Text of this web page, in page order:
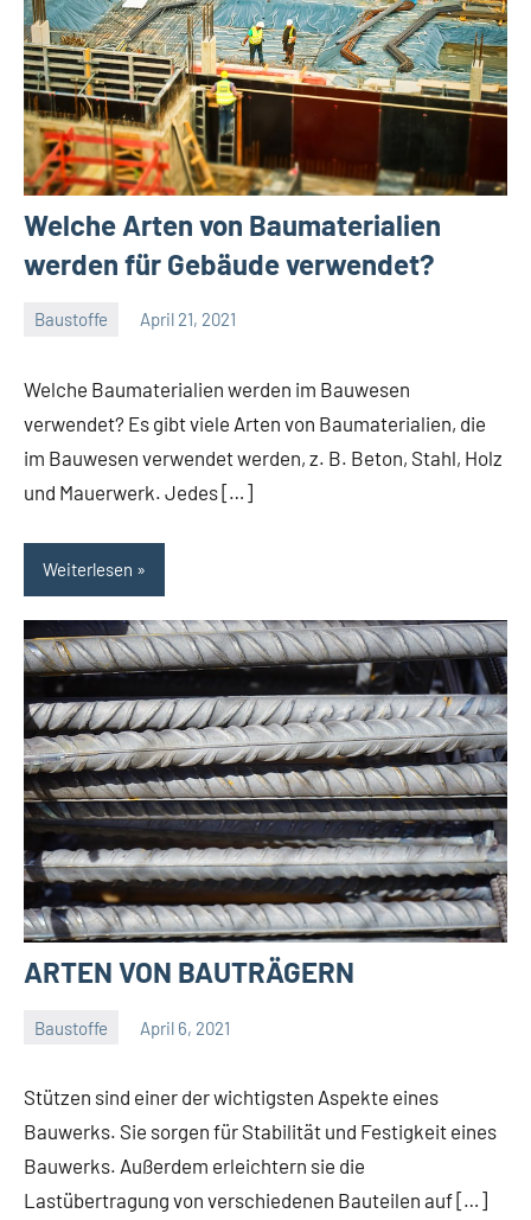
Welche Arten von Baumaterialien
werden für Gebäude verwendet?
Baustoffe April 21, 2021
Welche Baumaterialien werden im Bauwesen
verwendet? Es gibt viele Arten von Baumaterialien, die
im Bauwesen verwendet werden, z. B. Beton, Stahl, Holz
und Mauerwerk. Jedes […]
Weiterlesen
ARTEN VON BAUTRÄGERN
Baustoffe April 6, 2021
Stützen sind einer der wichtigsten Aspekte eines
Bauwerks. Sie sorgen für Stabilität und Festigkeit eines
Bauwerks. Außerdem erleichtern sie die
Lastübertragung von verschiedenen Bauteilen auf […]